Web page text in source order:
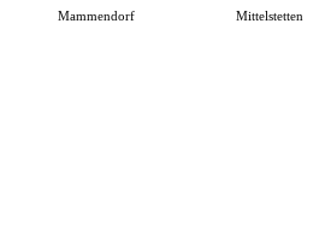
Mammendorf Mittelstetten